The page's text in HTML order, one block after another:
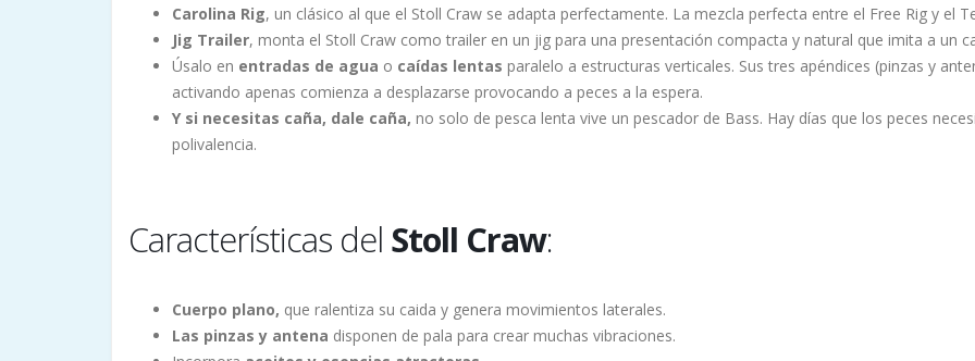
Carolina Rig, un clásico al que el Stoll Craw se adapta perfectamente. La mezcla perfecta entre el Free Rig y el
Jig Trailer, monta el Stoll Craw como trailer en un jig para una presentación compacta y natural que imita a un
Úsalo en entradas de agua o caídas lentas paralelo a estructuras verticales. Sus tres apéndices (pinzas y
activando apenas comienza a desplazarse provocando a peces a la espera.
Y si necesitas caña, dale caña, no solo de pesca lenta vive un pescador de Bass. Hay días que los peces
polivalencia.
Características del Stoll Craw:
Cuerpo plano, que ralentiza su caida y genera movimientos laterales.
Las pinzas y antena disponen de pala para crear muchas vibraciones.